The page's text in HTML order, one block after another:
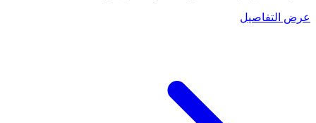
عرض التفاصيل